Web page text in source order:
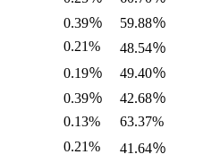
0.39％
59.88％
0.21%
48.54％
0.19％
49.40％
0.39％
42.68％
0.13%
63.37%
0.21%
41.64％